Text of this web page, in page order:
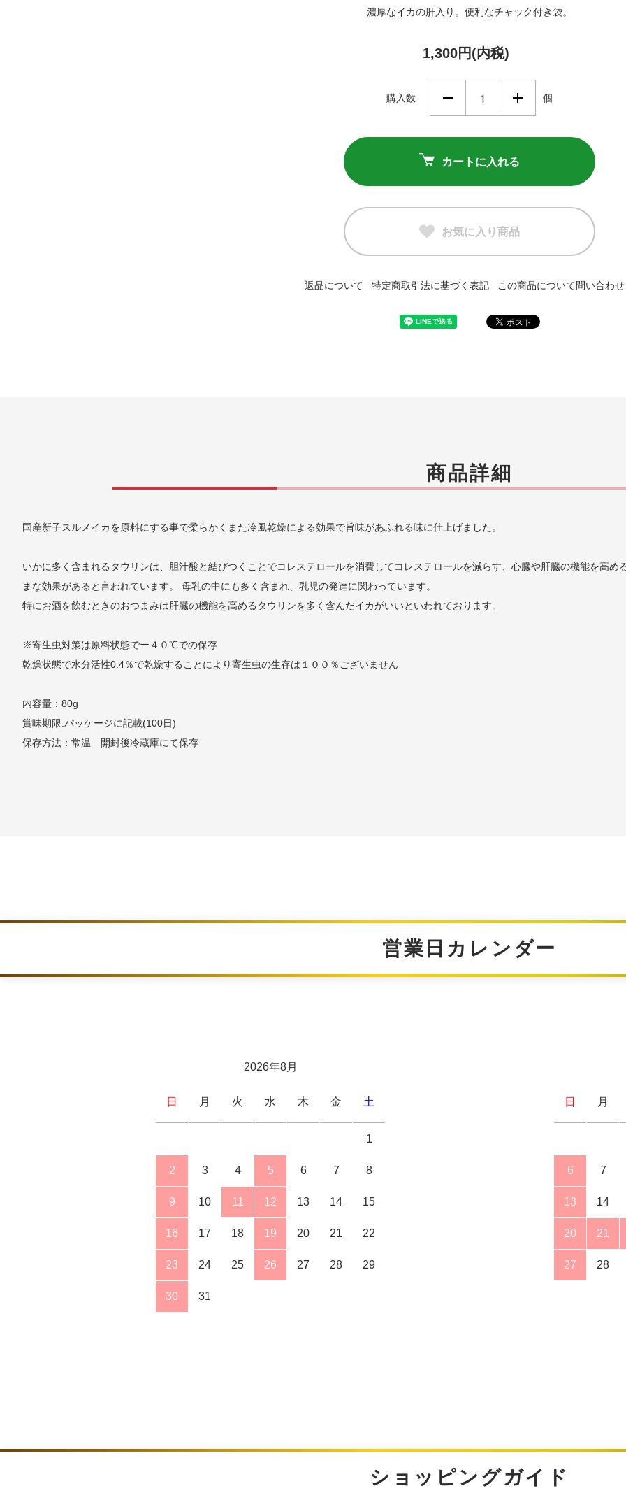
濃厚なイカの肝入り。便利なチャック付き袋。
1,300円(内税)
購入数 個
カートに入れる
お気に入り商品
返品について 特定商取引法に基づく表記 この商品について問い合わ
商品詳細
国産新子スルメイカを原料にする事で柔らかくまた冷風乾燥による効果で旨味があふれる味に仕上げました。
いかに多く含まれるタウリンは、胆汁酸と結びつくことでコレステロールを消費してコレステロールを減らす、心臓や肝臓の機能を高
まな効果があると言われています。 母乳の中にも多く含まれ、乳児の発達に関わっています。
特にお酒を飲むときのおつまみは肝臓の機能を高めるタウリンを多く含んだイカがいいといわれております。
※寄生虫対策は原料状態でー４０℃での保存
乾燥状態で水分活性0.4％で乾燥することにより寄生虫の生存は１００％ございません
内容量：80g
賞味期限:パッケージに記載(100日)
保存方法：常温 開封後冷蔵庫にて保存
営業日カレンダー
2026年8月
日 月 火 水 木 金 土
1
2 3 4 5 6 7 8
9 10 11 12 13 14 15
16 17 18 19 20 21 22
23 24 25 26 27 28 29
30 31
日 月
6 7
13 14
20 21
27 28
ショッピングガイド